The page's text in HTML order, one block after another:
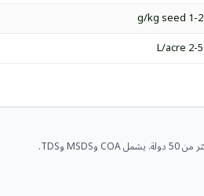
1-2 g/kg seed
2-5 L/acre